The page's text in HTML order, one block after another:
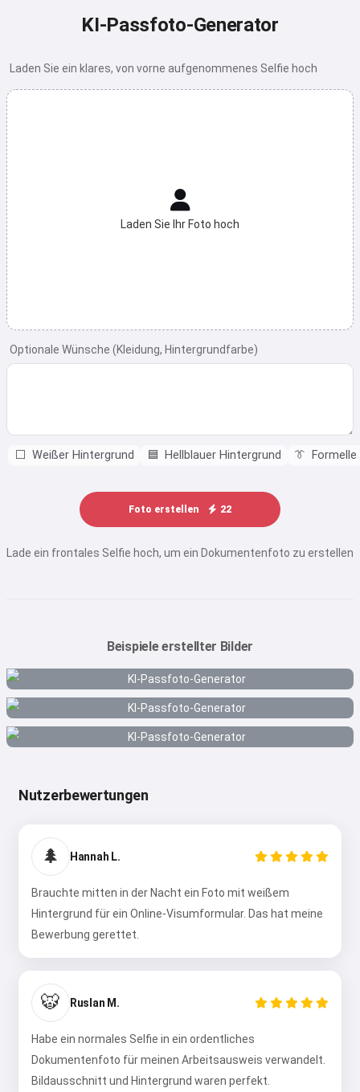
KI-Passfoto-Generator
Laden Sie ein klares, von vorne aufgenommenes Selfie hoch
Laden Sie Ihr Foto hoch
Optionale Wünsche (Kleidung, Hintergrundfarbe)
⬜ Weißer Hintergrund 🟦 Hellblauer Hintergrund 👔
Foto erstellen 22
Lade ein frontales Selfie hoch, um ein Dokumentenfoto zu erstellen
Beispiele erstellter Bilder
Nutzerbewertungen
🌲 Hannah L.
Brauchte mitten in der Nacht ein Foto mit weißem
Hintergrund für ein Online-Visumformular. Das hat meine
Bewerbung gerettet.
🐯 Ruslan M.
Habe ein normales Selfie in ein ordentliches
Dokumentenfoto für meinen Arbeitsausweis verwandelt.
Bildausschnitt und Hintergrund waren perfekt.